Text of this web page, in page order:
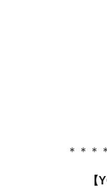
＊＊＊
【